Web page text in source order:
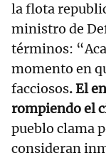
la flota
ministro de
términos:
momento en
facciosos. El
rompiendo el
pueblo clama
consideran